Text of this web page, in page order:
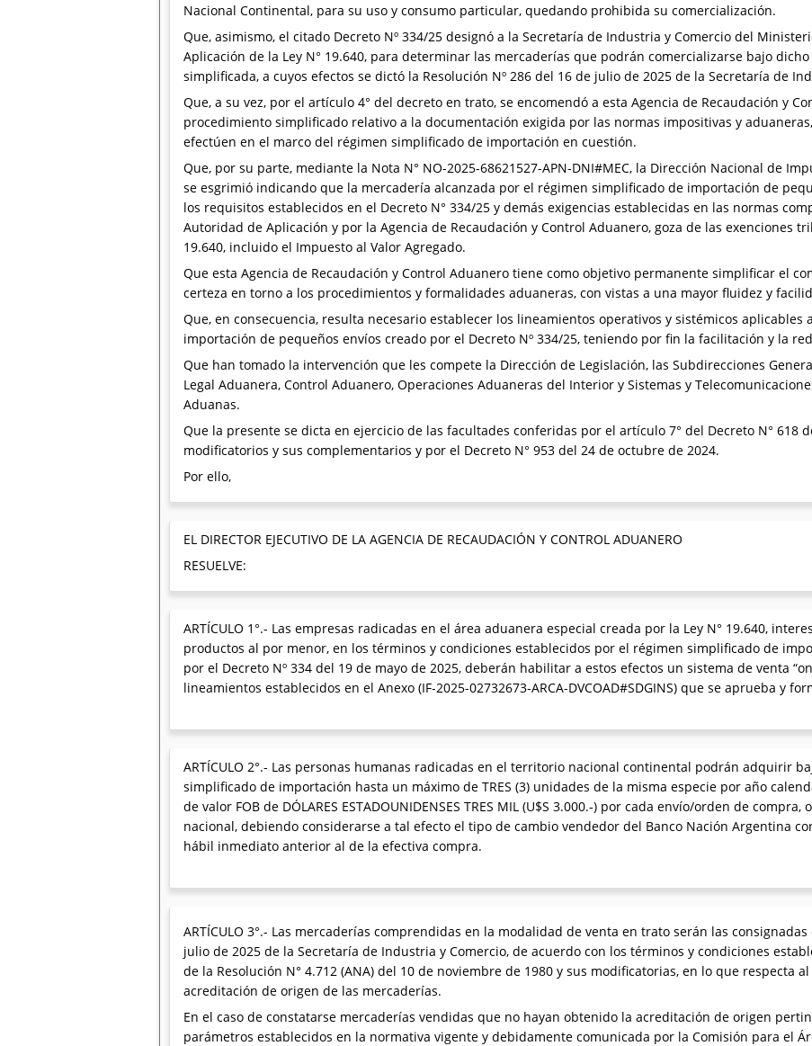
Nacional Continental, para su uso y consumo particular, quedando prohibida su comercialización.
Que, asimismo, el citado Decreto Nº 334/25 designó a la Secretaría de Industria y Comercio del
Aplicación de la Ley N° 19.640, para determinar las mercaderías que podrán comercializarse bajo
simplificada, a cuyos efectos se dictó la Resolución Nº 286 del 16 de julio de 2025 de la Secretaría de
Que, a su vez, por el artículo 4° del decreto en trato, se encomendó a esta Agencia de Recaudación y
procedimiento simplificado relativo a la documentación exigida por las normas impositivas y
efectúen en el marco del régimen simplificado de importación en cuestión.
Que, por su parte, mediante la Nota N° NO-2025-68621527-APN-DNI#MEC, la Dirección Nacional de
se esgrimió indicando que la mercadería alcanzada por el régimen simplificado de importación de
los requisitos establecidos en el Decreto N° 334/25 y demás exigencias establecidas en las normas
Autoridad de Aplicación y por la Agencia de Recaudación y Control Aduanero, goza de las exenciones
19.640, incluido el Impuesto al Valor Agregado.
Que esta Agencia de Recaudación y Control Aduanero tiene como objetivo permanente simplificar el
certeza en torno a los procedimientos y formalidades aduaneras, con vistas a una mayor fluidez y
Que, en consecuencia, resulta necesario establecer los lineamientos operativos y sistémicos
importación de pequeños envíos creado por el Decreto Nº 334/25, teniendo por fin la facilitación y la
Que han tomado la intervención que les compete la Dirección de Legislación, las Subdirecciones
Legal Aduanera, Control Aduanero, Operaciones Aduaneras del Interior y Sistemas y
Aduanas.
Que la presente se dicta en ejercicio de las facultades conferidas por el artículo 7° del Decreto N° 618
modificatorios y sus complementarios y por el Decreto N° 953 del 24 de octubre de 2024.
Por ello,
EL DIRECTOR EJECUTIVO DE LA AGENCIA DE RECAUDACIÓN Y CONTROL ADUANERO
RESUELVE:
ARTÍCULO 1°.- Las empresas radicadas en el área aduanera especial creada por la Ley N° 19.640,
productos al por menor, en los términos y condiciones establecidos por el régimen simplificado de
por el Decreto Nº 334 del 19 de mayo de 2025, deberán habilitar a estos efectos un sistema de venta
lineamientos establecidos en el Anexo (IF-2025-02732673-ARCA-DVCOAD#SDGINS) que se aprueba y
ARTÍCULO 2°.- Las personas humanas radicadas en el territorio nacional continental podrán adquirir
simplificado de importación hasta un máximo de TRES (3) unidades de la misma especie por año
de valor FOB de DÓLARES ESTADOUNIDENSES TRES MIL (U$S 3.000.-) por cada envío/orden de
nacional, debiendo considerarse a tal efecto el tipo de cambio vendedor del Banco Nación Argentina
hábil inmediato anterior al de la efectiva compra.
ARTÍCULO 3°.- Las mercaderías comprendidas en la modalidad de venta en trato serán las
julio de 2025 de la Secretaría de Industria y Comercio, de acuerdo con los términos y condiciones
de la Resolución N° 4.712 (ANA) del 10 de noviembre de 1980 y sus modificatorias, en lo que respecta
acreditación de origen de las mercaderías.
En el caso de constatarse mercaderías vendidas que no hayan obtenido la acreditación de origen
parámetros establecidos en la normativa vigente y debidamente comunicada por la Comisión para el